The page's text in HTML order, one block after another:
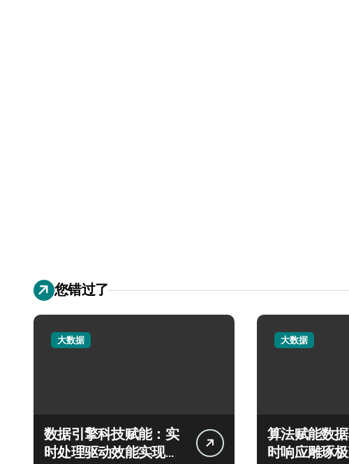
您错过了
大数据
数据引擎科技赋能：实
时处理驱动效能实现飞
大数据
算法赋能数
时响应雕琢